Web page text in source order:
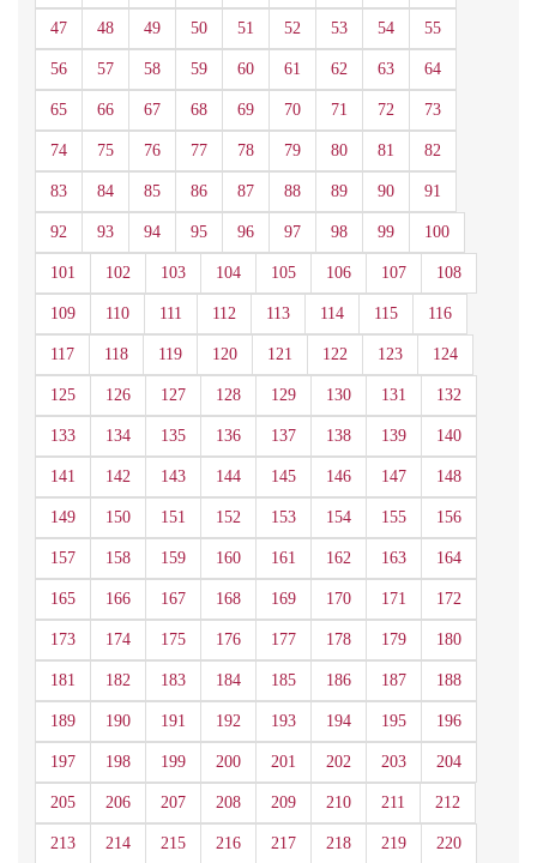
47 48 49 50 51 52 53 54 55
56 57 58 59 60 61 62 63 64
65 66 67 68 69 70 71 72 73
74 75 76 77 78 79 80 81 82
83 84 85 86 87 88 89 90 91
92 93 94 95 96 97 98 99 100
101 102 103 104 105 106 107 108
109 110 111 112 113 114 115 116
117 118 119 120 121 122 123 124
125 126 127 128 129 130 131 132
133 134 135 136 137 138 139 140
141 142 143 144 145 146 147 148
149 150 151 152 153 154 155 156
157 158 159 160 161 162 163 164
165 166 167 168 169 170 171 172
173 174 175 176 177 178 179 180
181 182 183 184 185 186 187 188
189 190 191 192 193 194 195 196
197 198 199 200 201 202 203 204
205 206 207 208 209 210 211 212
213 214 215 216 217 218 219 220